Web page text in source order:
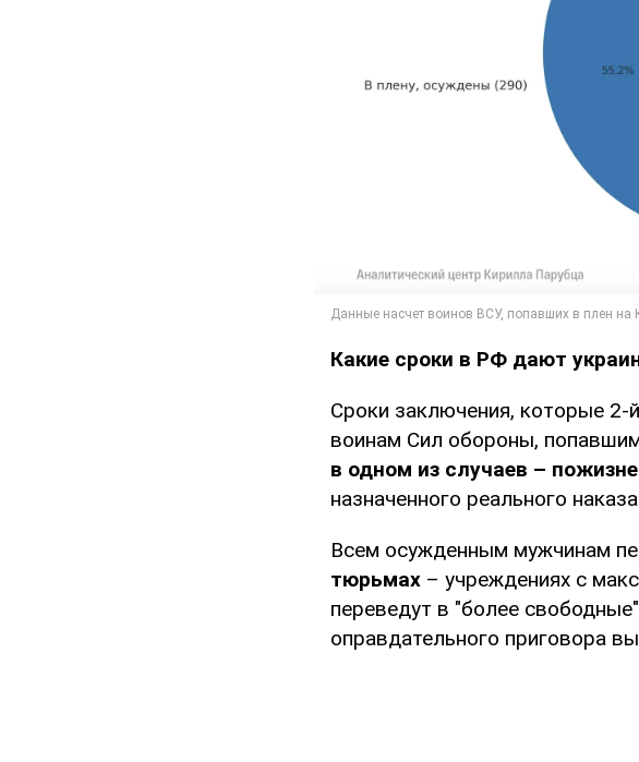
Какие сроки в РФ дают
Сроки заключения, которые 2-
воинам Сил обороны,
в одном из случаев –
назначенного реального
Всем осужденным мужчинам
тюрьмах – учреждениях с
переведут в "более свободные"
оправдательного приговора